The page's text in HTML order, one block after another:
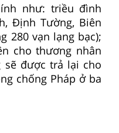
như: triều đình
Định Tường, Biên
280 vạn lạng bạc);
cho thương nhân
sẽ được trả lại cho
chống Pháp ở ba